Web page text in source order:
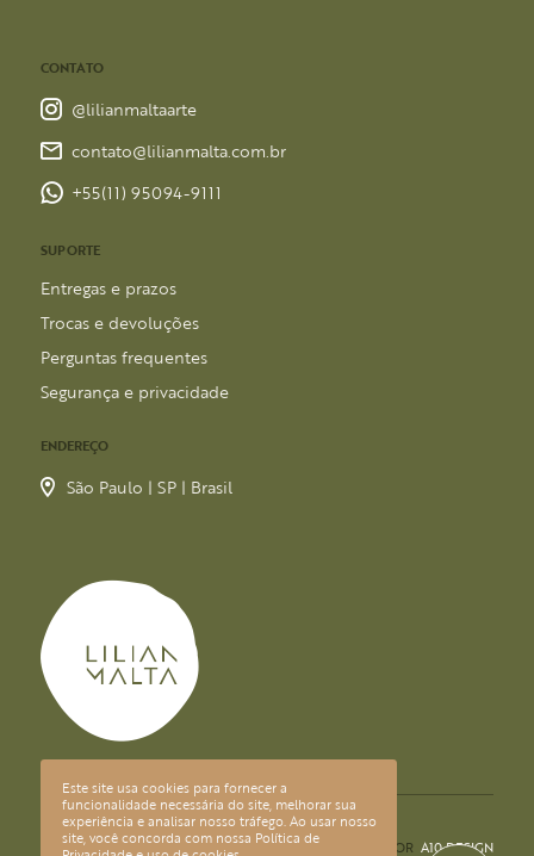
CONTATO
@lilianmaltaarte
contato@lilianmalta.com.br
+55(11) 95094-9111
SUPORTE
Entregas e prazos
Trocas e devoluções
Perguntas frequentes
Segurança e privacidade
ENDEREÇO
São Paulo | SP | Brasil
© 2026 LILIAN MALTA
DESIGN POR A10 DESIGN
Este site usa cookies para fornecer a
funcionalidade necessária do site, melhorar sua
experiência e analisar nosso tráfego. Ao usar nosso
site, você concorda com nossa Política de